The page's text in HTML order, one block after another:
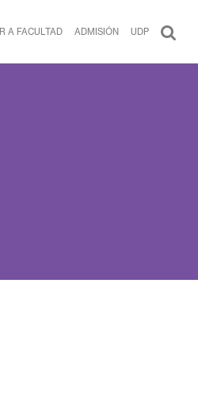
IR A FACULTAD ADMISIÓN UDP